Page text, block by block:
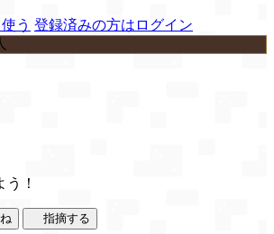
う 登録済みの方はログイン
！
指摘する